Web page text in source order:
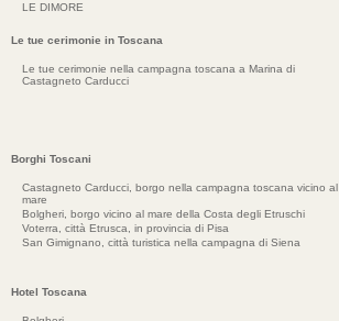
LE DIMORE
Le tue cerimonie in Toscana
Le tue cerimonie nella campagna toscana a Marina di
Castagneto Carducci
Borghi Toscani
Castagneto Carducci, borgo nella campagna toscana vicino al
mare
Bolgheri, borgo vicino al mare della Costa degli Etruschi
Voterra, città Etrusca, in provincia di Pisa
San Gimignano, città turistica nella campagna di Siena
Hotel Toscana